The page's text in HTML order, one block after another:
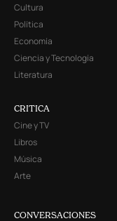
Cultura
Política
Economía
Ciencia y Tecnología
Literatura
CRITICA
Cine y TV
Libros
Música
Arte
CONVERSACIONES